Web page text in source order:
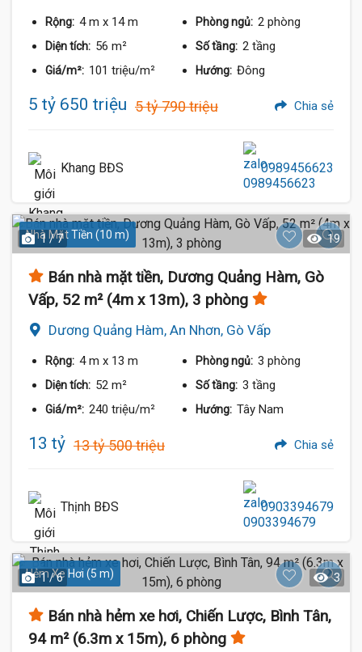
Rộng: 4 m x 14 m Phòng ngủ: 2 phòng
Diện tích: 56 m² Số tầng: 2 tầng
Giá/m²: 101 triệu/m² Hướng: Đông
5 tỷ 650 triệu 5 tỷ 790 triệu Chia sẻ
Khang BĐS 0989456623
Nhà Mặt Tiền (10 m)
1 / 7 19
Bán nhà mặt tiền, Dương Quảng Hàm, Gò
Vấp, 52 m² (4m x 13m), 3 phòng
Dương Quảng Hàm, An Nhơn, Gò Vấp
Rộng: 4 m x 13 m Phòng ngủ: 3 phòng
Diện tích: 52 m² Số tầng: 3 tầng
Giá/m²: 240 triệu/m² Hướng: Tây Nam
13 tỷ 13 tỷ 500 triệu Chia sẻ
Thịnh BĐS 0903394679
Hẻm Xe Hơi (5 m)
1 / 6 3
Bán nhà hẻm xe hơi, Chiến Lược, Bình Tân,
94 m² (6.3m x 15m), 6 phòng